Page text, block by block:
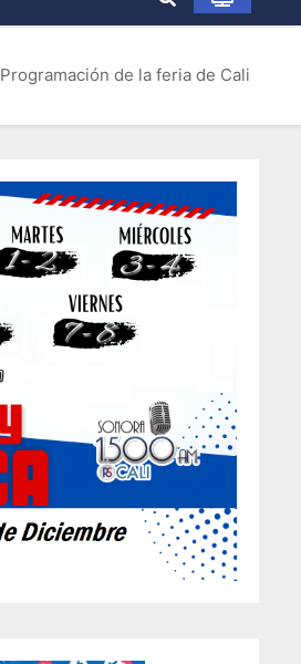
Programación de la feria de Cali